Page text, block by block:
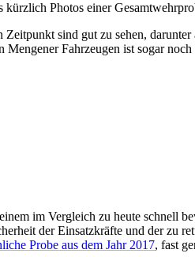
Photos einer
Zeitpunkt sind gut zu sehen,
Mengener Fahrzeugen ist sogar
im Vergleich zu heute schnell
der Einsatzkräfte und der zu
Probe aus dem Jahr 2017, fast